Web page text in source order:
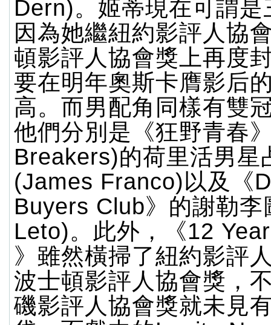
Dern)。姬蒂現在可謂是
因為她繼紐約影評人協
頓影評人協會獎上再度
要在明年奧斯卡膺影后
高。而男配角同樣有雙
他們分別是《狂野青春
Breakers)的荷里活男星
(James Franco)以及《
Buyers Club》的謝勒
Leto)。此外，《12
》雖然橫掃了紐約影評
波士頓影評人協會獎，
磯影評人協會獎就未見